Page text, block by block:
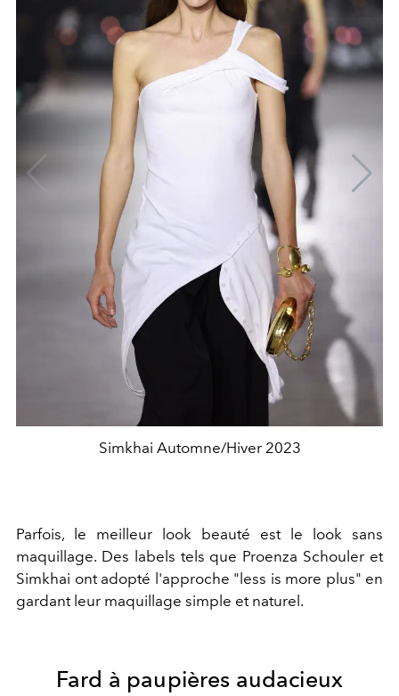
Simkhai Automne/Hiver 2023
Parfois, le meilleur look beauté est le look sans
maquillage. Des labels tels que Proenza Schouler et
Simkhai ont adopté l'approche "less is more plus" en
gardant leur maquillage simple et naturel.
Fard à paupières audacieux